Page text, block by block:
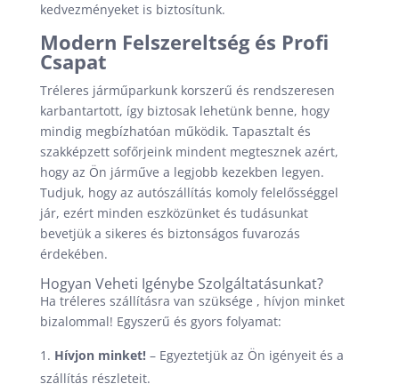
kedvezményeket is biztosítunk.
Modern Felszereltség és Profi
Csapat
Tréleres járműparkunk korszerű és rendszeresen
karbantartott, így biztosak lehetünk benne, hogy
mindig megbízhatóan működik. Tapasztalt és
szakképzett sofőrjeink mindent megtesznek azért,
hogy az Ön járműve a legjobb kezekben legyen.
Tudjuk, hogy az autószállítás komoly felelősséggel
jár, ezért minden eszközünket és tudásunkat
bevetjük a sikeres és biztonságos fuvarozás
érdekében.
Hogyan Veheti Igénybe Szolgáltatásunkat?
Ha tréleres szállításra van szüksége , hívjon minket
bizalommal! Egyszerű és gyors folyamat:
Hívjon minket!– Egyeztetjük az Ön igényeit és a
szállítás részleteit.